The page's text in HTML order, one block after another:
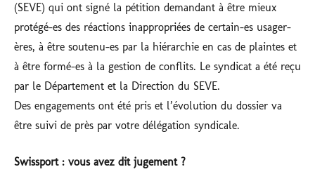
(SEVE) qui ont signé la pétition demandant à être mieux
protégé-es des réactions inappropriées de certain-es usager-
ères, à être soutenu-es par la hiérarchie en cas de plaintes et
à être formé-es à la gestion de conflits. Le syndicat a été reçu
par le Département et la Direction du SEVE.
Des engagements ont été pris et l’évolution du dossier va
être suivi de près par votre délégation syndicale.
Swissport : vous avez dit jugement ?